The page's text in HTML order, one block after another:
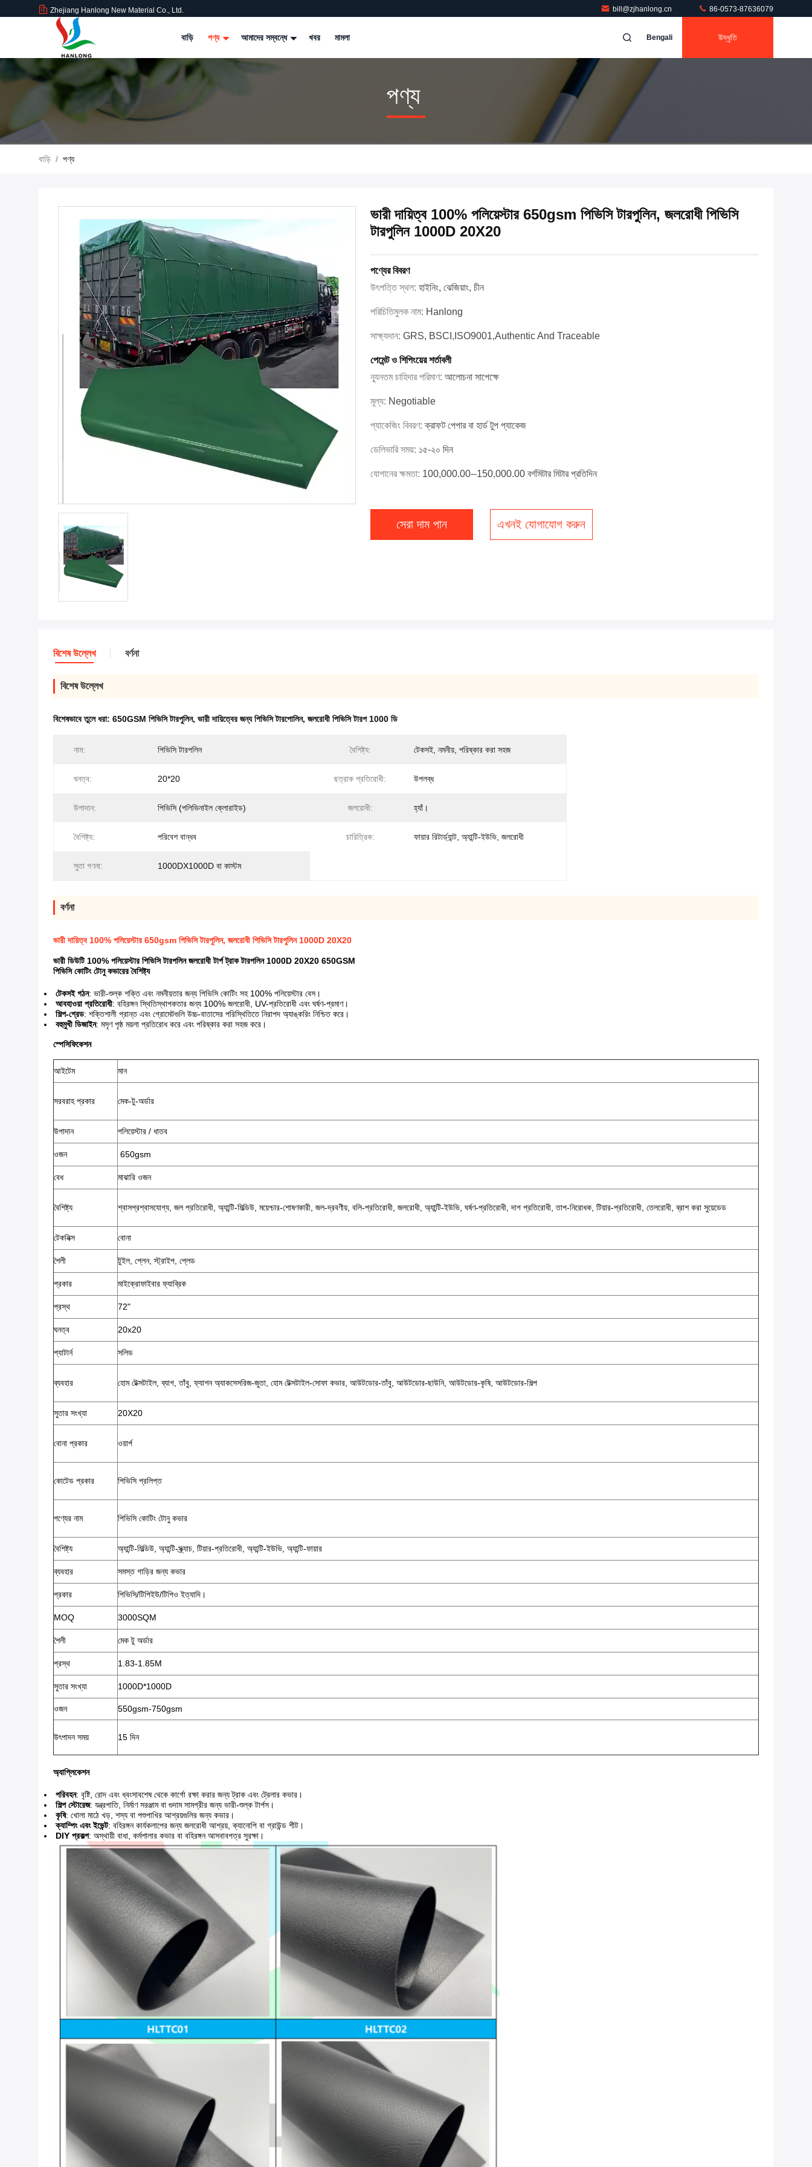
Zhejiang Hanlong New Material Co., Ltd. bill@zjhanlong.cn 86-0573-87636079
বাড়ি পণ্য আমাদের সম্বন্ধে খবর মামলা Bengali উদ্ধৃতি
পণ্য
বাড়ি / পণ্য
ভারী দায়িত্ব 100% পলিয়েস্টার 650gsm পিভিসি টারপুলিন, জলরোধী পিভিসি
টারপুলিন 1000D 20X20
পণ্যের বিবরণ
উৎপত্তি স্থল: হাইনিং, ঝেজিয়াং, চীন
পরিচিতিমুলক নাম: Hanlong
সাক্ষ্যদান: GRS, BSCI,ISO9001,Authentic And Traceable
পেমেন্ট ও শিপিংয়ের শর্তাবলী
ন্যূনতম চাহিদার পরিমাণ: আলোচনা সাপেক্ষে
মূল্য: Negotiable
প্যাকেজিং বিবরণ:ক্রাফট পেপার বা হার্ড টুপ প্যাকেজ
ডেলিভারি সময়: ১৫-২০ দিন
যোগানের ক্ষমতা: 100,000.00--150,000.00 বর্গমিটার মিটার প্রতিদিন
সেরা দাম পান এখনই যোগাযোগ করুন
বিশেষ উল্লেখ বর্ণনা
বিশেষ উল্লেখ
বিশেষভাবে তুলে ধরা: 650GSM পিভিসি টারপুলিন, ভারী দায়িত্বের জন্য পিভিসি টারপোলিন, জলরোধী পিভিসি টারপ 1000 ডি
নাম: পিভিসি টারপলিন বৈশিষ্ট্য: টেকসই, নমনীয়, পরিষ্কার করা সহজ
ঘনত্ব: 20*20 ছত্রাক প্রতিরোধী: উপলব্ধ
উপাদান: পিভিসি (পলিভিনাইল ক্লোরাইড) জলরোধী: হ্যাঁ।
বৈশিষ্ট্য: পরিবেশ বান্ধব চারিত্রিক: ফায়ার রিটার্ড্যান্ট, অ্যান্টি-ইউভি, জলরোধী
সুতা গণনা: 1000DX1000D বা কাস্টম
বর্ণনা
ভারী দায়িত্ব 100% পলিয়েস্টার 650gsm পিভিসি টারপুলিন, জলরোধী পিভিসি টারপুলিন 1000D 20X20
ভারী ডিউটি ​​100% পলিয়েস্টার পিভিসি টারপলিন জলরোধী টার্প ট্রাক টারপলিন 1000D 20X20 650GSM
পিভিসি কোটিং টোনু কভারের বৈশিষ্ট্য
টেকসই গঠন: ভারী-শুল্ক শক্তি এবং নমনীয়তার জন্য পিভিসি কোটিং সহ 100% পলিয়েস্টার বেস।
আবহাওয়া প্রতিরোধী: বহিরঙ্গন স্থিতিস্থাপকতার জন্য 100% জলরোধী, UV-প্রতিরোধী এবং ঘর্ষণ-প্রমাণ।
শিল্প-গ্রেড: শক্তিশালী প্রান্ত এবং গ্রোমেটগুলি উচ্চ-বাতাসের পরিস্থিতিতে নিরাপদ অ্যাঙ্করিং নিশ্চিত করে।
বহুমুখী ডিজাইন: মসৃণ পৃষ্ঠ ময়লা প্রতিরোধ করে এবং পরিষ্কার করা সহজ করে।
স্পেসিফিকেশন
আইটেম মান
সরবরাহ প্রকার মেক-টু-অর্ডার
উপাদান পলিয়েস্টার / ধাতব
ওজন 650gsm
বেধ মাঝারি ওজন
বৈশিষ্ট্য শ্বাসপ্রশ্বাসযোগ্য, জল প্রতিরোধী, অ্যান্টি-মিল্ডিউ, ময়েশ্চার-শোষণকারী, জল-দ্রবণীয়, বলি-প্রতিরোধী, জলরোধী, অ্যান্টি-ইউভি, ঘর্ষণ-প্রতিরোধী, দাগ প্রতিরোধী, তাপ-নিরোধক, টিয়ার-প্রতিরোধী, তেলরোধী, ব্রাশ করা সুয়েডেড
টেকনিক্স বোনা
শৈলী টুইল, প্লেন, স্ট্রাইপ, প্লেড
প্রকার মাইক্রোফাইবার ফ্যাব্রিক
প্রস্থ 72"
ঘনত্ব 20x20
প্যাটার্ন সলিড
ব্যবহার হোম টেক্সটাইল, ব্যাগ, তাঁবু, ফ্যাশন অ্যাকসেসরিজ-জুতা, হোম টেক্সটাইল-সোফা কভার, আউটডোর-তাঁবু, আউটডোর-ছাউনি, আউটডোর-কৃষি, আউটডোর-শিল্প
সুতার সংখ্যা 20X20
বোনা প্রকার ওয়ার্প
কোটেড প্রকার পিভিসি প্রলিপ্ত
পণ্যের নাম পিভিসি কোটিং টোনু কভার
বৈশিষ্ট্য অ্যান্টি-মিল্ডিউ, অ্যান্টি-স্ক্র্যাচ, টিয়ার-প্রতিরোধী, অ্যান্টি-ইউভি, অ্যান্টি-ফায়ার
ব্যবহার সমস্ত গাড়ির জন্য কভার
প্রকার পিভিসি/টিপিইউ/টিপিও ইত্যাদি।
MOQ 3000SQM
শৈলী মেক টু অর্ডার
প্রস্থ 1.83-1.85M
সুতার সংখ্যা 1000D*1000D
ওজন 550gsm-750gsm
উৎপাদন সময় 15 দিন
অ্যাপ্লিকেশন
পরিবহন: বৃষ্টি, রোদ এবং ধ্বংসাবশেষ থেকে কার্গো রক্ষা করার জন্য ট্রাক এবং ট্রেলার কভার।
শিল্প স্টোরেজ: যন্ত্রপাতি, নির্মাণ সরঞ্জাম বা গুদাম সামগ্রীর জন্য ভারী-শুল্ক টার্পস।
কৃষি: খোলা মাঠে খড়, শস্য বা পশুপাখির আশ্রয়গুলির জন্য কভার।
ক্যাম্পিং এবং ইভেন্ট: বহিরঙ্গন কার্যকলাপের জন্য জলরোধী আশ্রয়, ক্যানোপি বা গ্রাউন্ড শীট।
DIY প্রকল্প: অস্থায়ী বাধা, কর্মশালার কভার বা বহিরঙ্গন আসবাবপত্র সুরক্ষা।